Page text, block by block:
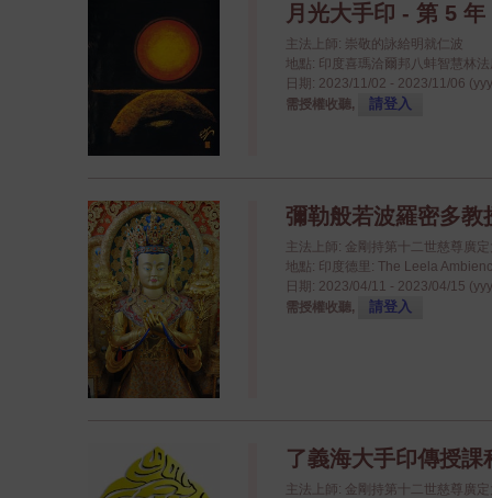
月光大手印 - 第 5
主法上師: 崇敬的詠給明就仁波
地點: 印度喜瑪洽爾邦八蚌智慧林
日期: 2023/11/02 - 2023/11/06
需授權收聽,
請登入
彌勒般若波羅密多
主法上師: 金剛持第十二世慈尊廣
地點: 印度德里: The Leela
日期: 2023/04/11 - 2023/04/15
需授權收聽,
請登入
了義海大手印傳授
主法上師: 金剛持第十二世慈尊廣